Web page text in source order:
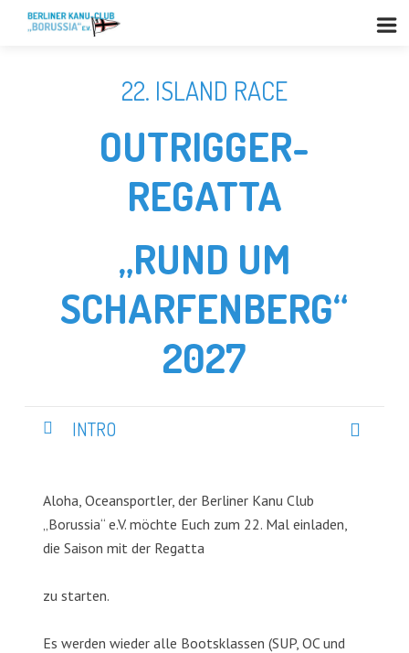
22. ISLAND RACE
OUTRIGGER-
REGATTA
„RUND UM
SCHARFENBERG“
2027
INTRO
Aloha, Oceansportler, der Berliner Kanu Club
„Borussia“ e.V. möchte Euch zum 22. Mal einladen,
die Saison mit der Regatta
zu starten.
Es werden wieder alle Bootsklassen (SUP, OC und